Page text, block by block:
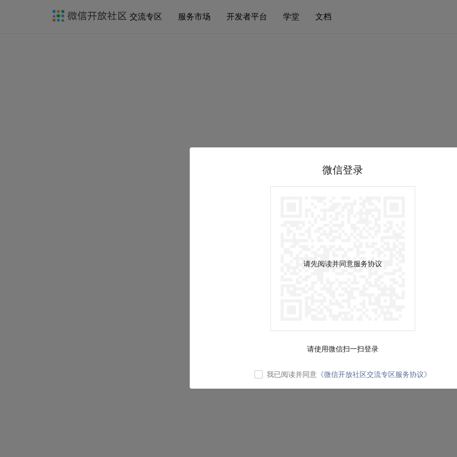
交流专区 服务市场 开发者平台 学堂 文档
微信登录
请先阅读并同意服务协议
请使用微信扫一扫登录
我已阅读并同意 《微信开放社区交流专区服务协议》